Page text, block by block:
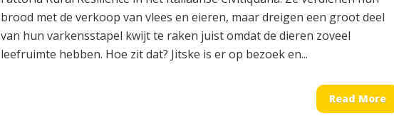
brood met de verkoop van vlees en eieren, maar dreigen een groot deel
van hun varkensstapel kwijt te raken juist omdat de dieren zoveel
leefruimte hebben. Hoe zit dat? Jitske is er op bezoek en...
Read More